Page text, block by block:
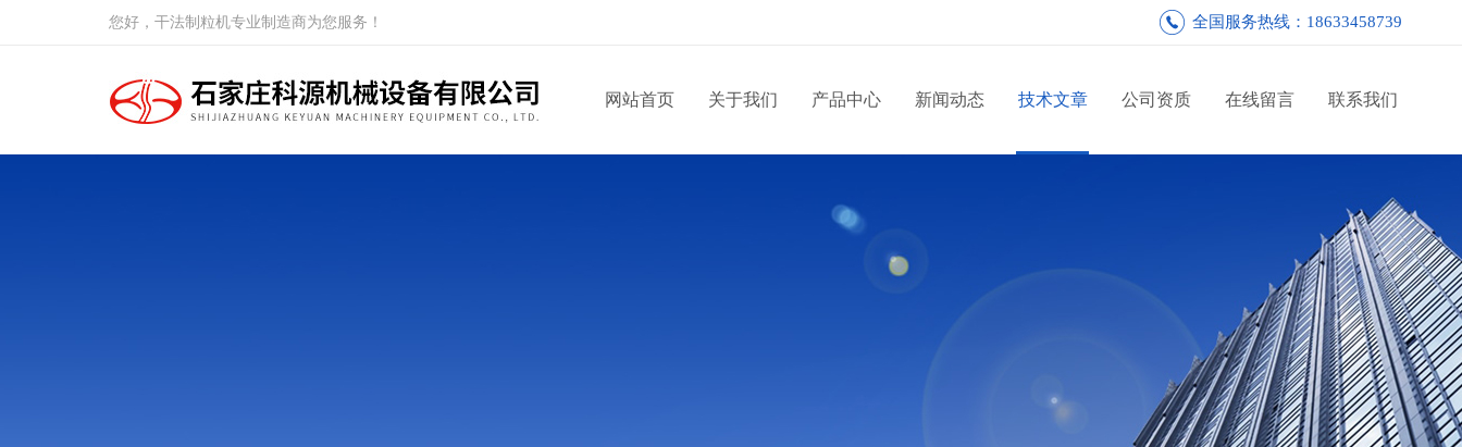
您好，干法制粒机专业制造商为您服务！ 全国服务热线：18633458739
网站首页 关于我们 产品中心 新闻动态 技术文章 公司资质 在线留言 联系我们